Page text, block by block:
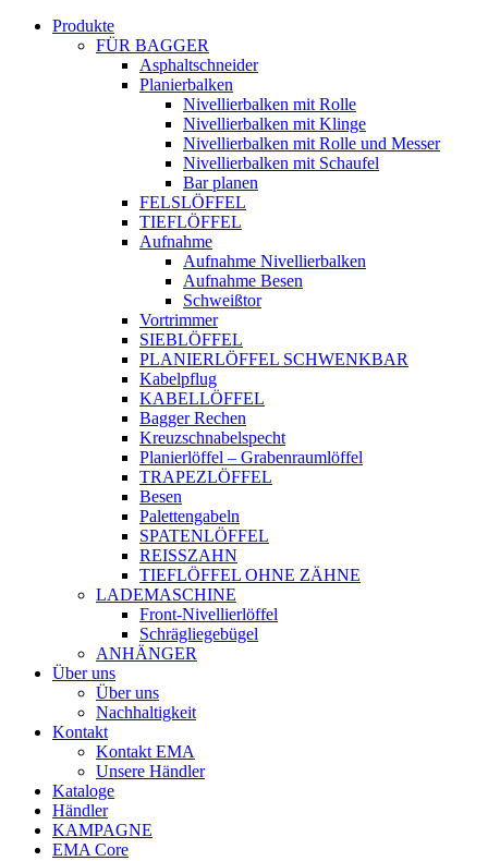
Produkte
FÜR BAGGER
Asphaltschneider
Planierbalken
Nivellierbalken mit Rolle
Nivellierbalken mit Klinge
Nivellierbalken mit Rolle und Messer
Nivellierbalken mit Schaufel
Bar planen
FELSLÖFFEL
TIEFLÖFFEL
Aufnahme
Aufnahme Nivellierbalken
Aufnahme Besen
Schweißtor
Vortrimmer
SIEBLÖFFEL
PLANIERLÖFFEL SCHWENKBAR
Kabelpflug
KABELLÖFFEL
Bagger Rechen
Kreuzschnabelspecht
Planierlöffel – Grabenraumlöffel
TRAPEZLÖFFEL
Besen
Palettengabeln
SPATENLÖFFEL
REISSZAHN
TIEFLÖFFEL OHNE ZÄHNE
LADEMASCHINE
Front-Nivellierlöffel
Schrägliegebügel
ANHÄNGER
Über uns
Über uns
Nachhaltigkeit
Kontakt
Kontakt EMA
Unsere Händler
Kataloge
Händler
KAMPAGNE
EMA Core